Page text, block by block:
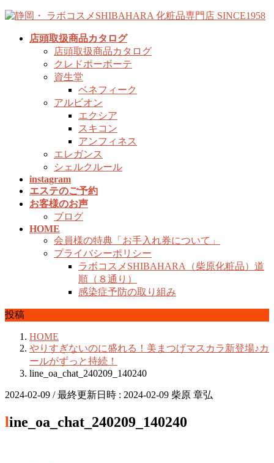
コ
ナ
店頭取扱商品カタログ
店頭取扱商品カタログ
クレドポーボーテ
資生堂
ベネフィーク
アルビオン
エクシア
スキコン
アンフィネス
エレガンス
シェルクルール
instagram
エステのご予約
お客様のお声
ブログ
HOME
会員様の特典「お手入れ券について」
プライバシーポリシー
ラボコスメSHIBAHARA（柴原化粧品）道
順（８通り）
感染症予防の取り組み
投稿
HOME
やりすぎないのに盛れる！美まつげマスカラ新登場♪カ
ールがずっと持続！
line_oa_chat_240209_140240
2024-02-09 / 最終更新日時 : 2024-02-09 柴原 章弘
line_oa_chat_240209_140240